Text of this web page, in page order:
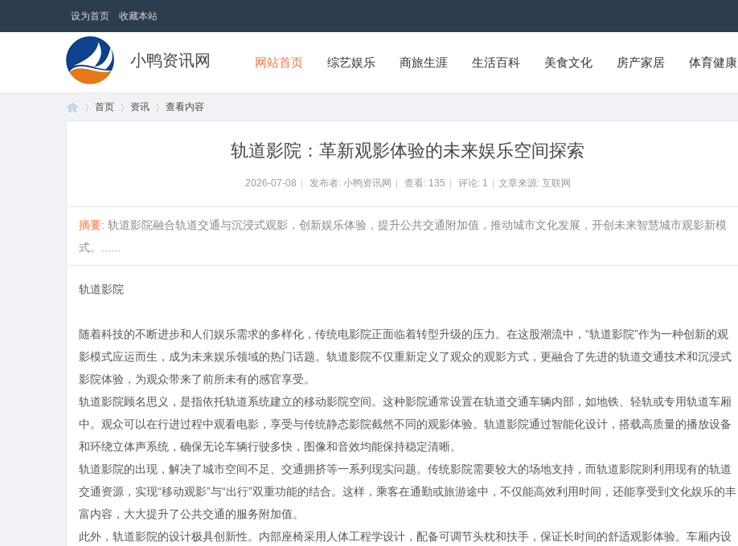
设为首页 收藏本站
小鸭资讯网 网站首页 综艺娱乐 商旅生涯 生活百科 美食文化 房产家居 体育健康
首页 资讯 查看内容
轨道影院：革新观影体验的未来娱乐空间探索
2026-07-08 发布者: 小鸭资讯网 查看: 135 评论: 1 文章来源: 互联网
摘要: 轨道影院融合轨道交通与沉浸式观影，创新娱乐体验，提升公共交通附加值，推动城市文化发展，开创未来智慧城市观影新模
式。......
轨道影院
随着科技的不断进步和人们娱乐需求的多样化，传统电影院正面临着转型升级的压力。在这股潮流中，“轨道影院”作为一种创新的观
影模式应运而生，成为未来娱乐领域的热门话题。轨道影院不仅重新定义了观众的观影方式，更融合了先进的轨道交通技术和沉浸式
影院体验，为观众带来了前所未有的感官享受。
轨道影院顾名思义，是指依托轨道系统建立的移动影院空间。这种影院通常设置在轨道交通车辆内部，如地铁、轻轨或专用轨道车厢
中。观众可以在行进过程中观看电影，享受与传统静态影院截然不同的观影体验。轨道影院通过智能化设计，搭载高质量的播放设备
和环绕立体声系统，确保无论车辆行驶多快，图像和音效均能保持稳定清晰。
轨道影院的出现，解决了城市空间不足、交通拥挤等一系列现实问题。传统影院需要较大的场地支持，而轨道影院则利用现有的轨道
交通资源，实现“移动观影”与“出行”双重功能的结合。这样，乘客在通勤或旅游途中，不仅能高效利用时间，还能享受到文化娱乐的丰
富内容，大大提升了公共交通的服务附加值。
此外，轨道影院的设计极具创新性。内部座椅采用人体工程学设计，配备可调节头枕和扶手，保证长时间的舒适观影体验。车厢内设